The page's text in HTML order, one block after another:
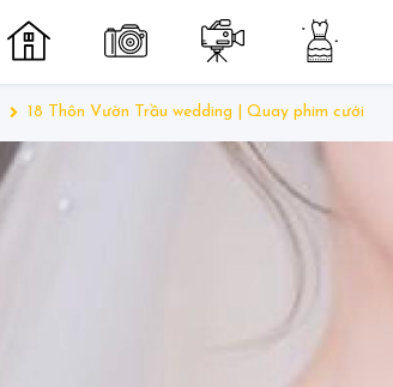
18 Thôn Vườn Trầu wedding | Quay phim cưới